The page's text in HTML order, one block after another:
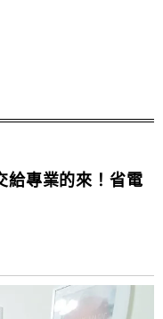
給專業的來！省電